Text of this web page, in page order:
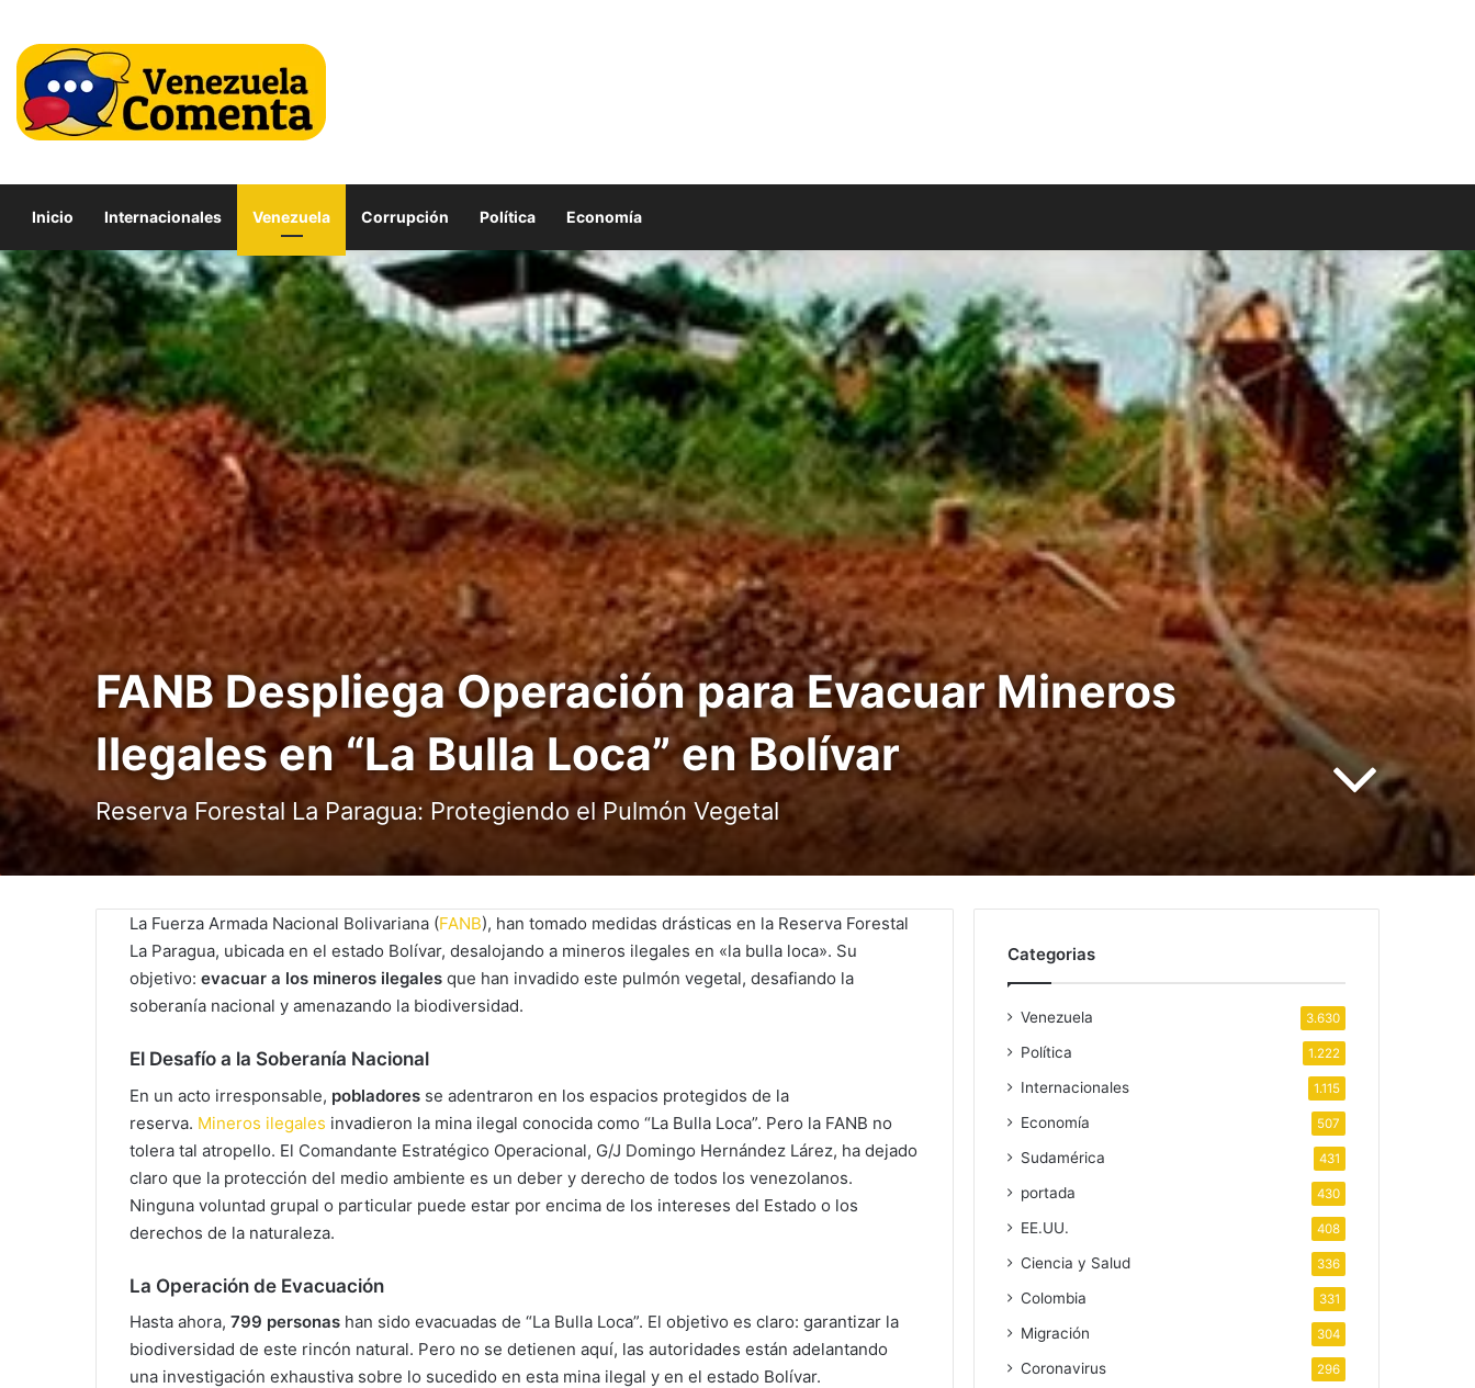
Inicio Internacionales Venezuela Corrupción Política Economía
FANB Despliega Operación para Evacuar Mineros
Ilegales en “La Bulla Loca” en Bolívar
Reserva Forestal La Paragua: Protegiendo el Pulmón Vegetal
La Fuerza Armada Nacional Bolivariana (FANB), han tomado medidas drásticas en la Reserva Forestal
La Paragua, ubicada en el estado Bolívar, desalojando a mineros ilegales en «la bulla loca». Su
objetivo: evacuar a los mineros ilegales que han invadido este pulmón vegetal, desafiando la
soberanía nacional y amenazando la biodiversidad.
El Desafío a la Soberanía Nacional
En un acto irresponsable, pobladores se adentraron en los espacios protegidos de la
reserva. Mineros ilegales invadieron la mina ilegal conocida como “La Bulla Loca”. Pero la FANB no
tolera tal atropello. El Comandante Estratégico Operacional, G/J Domingo Hernández Lárez, ha dejado
claro que la protección del medio ambiente es un deber y derecho de todos los venezolanos.
Ninguna voluntad grupal o particular puede estar por encima de los intereses del Estado o los
derechos de la naturaleza.
La Operación de Evacuación
Hasta ahora, 799 personas han sido evacuadas de “La Bulla Loca”. El objetivo es claro: garantizar la
biodiversidad de este rincón natural. Pero no se detienen aquí, las autoridades están adelantando
una investigación exhaustiva sobre lo sucedido en esta mina ilegal y en el estado Bolívar.
Categorias
Venezuela 3.630
Política 1.222
Internacionales 1.115
Economía 507
Sudamérica 431
portada 430
EE.UU. 408
Ciencia y Salud 336
Colombia 331
Migración 304
Coronavirus 296